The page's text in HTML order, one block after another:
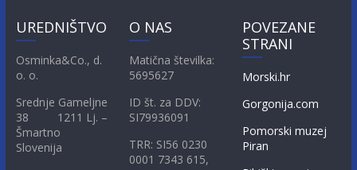
UREDNIŠTVO
Osminka&Co., d.
o. o.
Srednje Gameljne
38 1211 Lj. –
Šmartno
Slovenija
O NAS
Matična številka:
5695627
ID št. za DDV:
SI79936091
TRR: SI56 0230
0001 7343 615,
POVEZANE
STRANI
Morski.hr
Gorgonija.com
Pomorski muzej
Piran